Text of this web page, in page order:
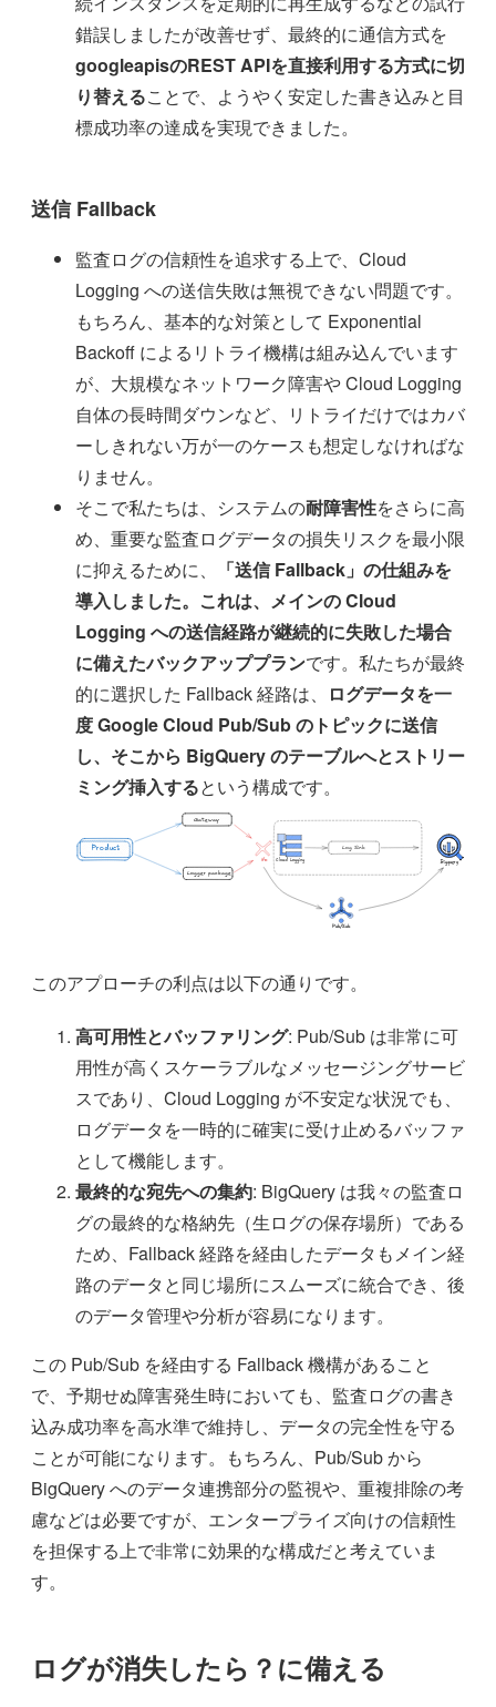
錯誤しましたが改善せず、最終的に通信方式を
googleapisのREST APIを直接利用する方式に切
り替えることで、ようやく安定した書き込みと目
標成功率の達成を実現できました。
送信 Fallback
監査ログの信頼性を追求する上で、Cloud
Logging への送信失敗は無視できない問題です。
もちろん、基本的な対策として Exponential
Backoff によるリトライ機構は組み込んでいます
が、大規模なネットワーク障害や Cloud Logging
自体の長時間ダウンなど、リトライだけではカバ
ーしきれない万が一のケースも想定しなければな
りません。
そこで私たちは、システムの耐障害性をさらに高
め、重要な監査ログデータの損失リスクを最小限
に抑えるために、
「送信 Fallback」の仕組みを
導入しました。これは、メインの Cloud
Logging への送信経路が継続的に失敗した場合
に備えたバックアッププランです。私たちが最終
的に選択した Fallback 経路は、
ログデータを一
度 Google Cloud Pub/Sub のトピックに送信
し、そこから BigQuery のテーブルへとストリー
ミング挿入するという構成です。
このアプローチの利点は以下の通りです。
高可用性とバッファリング: Pub/Sub は非常に可
用性が高くスケーラブルなメッセージングサービ
スであり、Cloud Logging が不安定な状況でも、
ログデータを一時的に確実に受け止めるバッファ
として機能します。
最終的な宛先への集約: BigQuery は我々の監査ロ
グの最終的な格納先（生ログの保存場所）である
ため、Fallback 経路を経由したデータもメイン経
路のデータと同じ場所にスムーズに統合でき、後
のデータ管理や分析が容易になります。
この Pub/Sub を経由する Fallback 機構があること
で、予期せぬ障害発生時においても、監査ログの書き
込み成功率を高水準で維持し、データの完全性を守る
ことが可能になります。もちろん、Pub/Sub から
BigQuery へのデータ連携部分の監視や、重複排除の考
慮などは必要ですが、エンタープライズ向けの信頼性
を担保する上で非常に効果的な構成だと考えていま
す。
ログが消失したら？に備える